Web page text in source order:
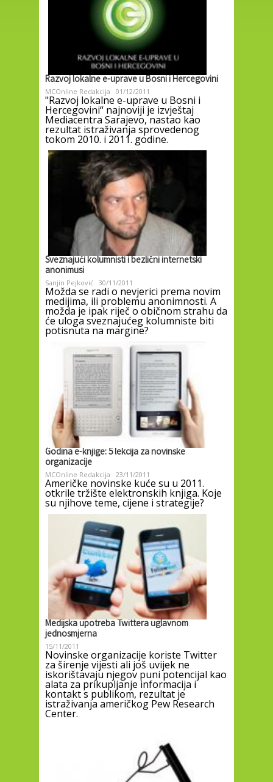
Razvoj lokalne e-uprave u Bosni i Hercegovini
MCOnline Redakcija 01/12/2011
"Razvoj lokalne e-uprave u Bosni i
Hercegovini“ najnoviji je izvještaj
Mediacentra Sarajevo, nastao kao
rezultat istraživanja sprovedenog
tokom 2010. i 2011. godine.
Sveznajući kolumnisti i bezlični internetski
anonimusi
Sanjin Pejković 30/11/2011
Možda se radi o nevjerici prema novim
medijima, ili problemu anonimnosti. A
možda je ipak riječ o običnom strahu da
će uloga sveznajućeg kolumniste biti
potisnuta na margine?
Godina e-knjige: 5 lekcija za novinske
organizacije
MCOnline Redakcija 23/11/2011
Američke novinske kuće su u 2011.
otkrile tržište elektronskih knjiga. Koje
su njihove teme, cijene i strategije?
Medijska upotreba Twittera uglavnom
jednosmjerna
15/11/2011
Novinske organizacije koriste Twitter
za širenje vijesti ali još uvijek ne
iskorištavaju njegov puni potencijal kao
alata za prikupljanje informacija i
kontakt s publikom, rezultat je
istraživanja američkog Pew Research
Center.